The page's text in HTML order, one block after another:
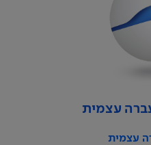
עצמית
עצמית